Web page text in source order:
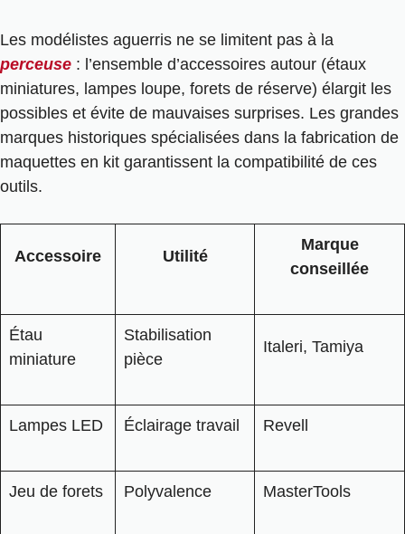
Les modélistes aguerris ne se limitent pas à la
perceuse : l’ensemble d’accessoires autour (étaux
miniatures, lampes loupe, forets de réserve) élargit les
possibles et évite de mauvaises surprises. Les grandes
marques historiques spécialisées dans la fabrication de
maquettes en kit garantissent la compatibilité de ces
outils.
Accessoire Utilité
Marque
conseillée
Étau
miniature
Stabilisation
pièce
Italeri, Tamiya
Lampes LED Éclairage travail Revell
Jeu de forets Polyvalence MasterTools